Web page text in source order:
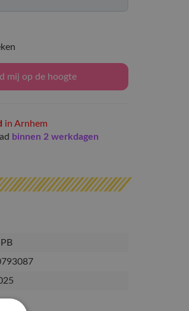
mij op de hoogte
in Arnhem
binnen 2 werkdagen